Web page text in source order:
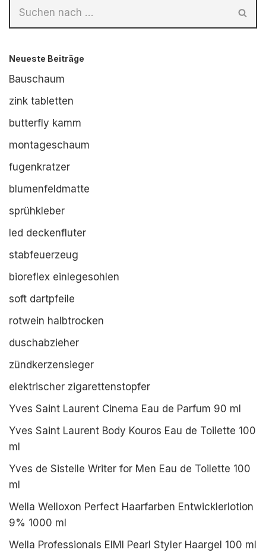
Neueste Beiträge
Bauschaum
zink tabletten
butterfly kamm
montageschaum
fugenkratzer
blumenfeldmatte
sprühkleber
led deckenfluter
stabfeuerzeug
bioreflex einlegesohlen
soft dartpfeile
rotwein halbtrocken
duschabzieher
zündkerzensieger
elektrischer zigarettenstopfer
Yves Saint Laurent Cinema Eau de Parfum 90 ml
Yves Saint Laurent Body Kouros Eau de Toilette 100
ml
Yves de Sistelle Writer for Men Eau de Toilette 100
ml
Wella Welloxon Perfect Haarfarben Entwicklerlotion
9% 1000 ml
Wella Professionals EIMI Pearl Styler Haargel 100 ml